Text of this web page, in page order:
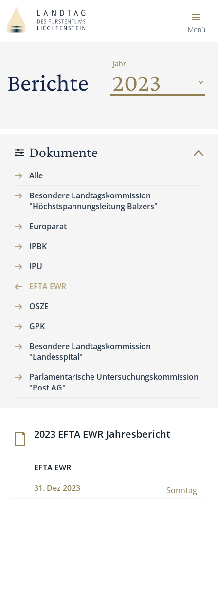
Menü
Berichte
Jahr
Dokumente
Alle
Besondere Landtagskommission
"Höchstspannungsleitung Balzers"
Europarat
IPBK
IPU
EFTA EWR
OSZE
GPK
Besondere Landtagskommission
"Landesspital"
Parlamentarische Untersuchungskommission
"Post AG"
2023 EFTA EWR Jahresbericht
EFTA EWR
31. Dez 2023
Sonntag